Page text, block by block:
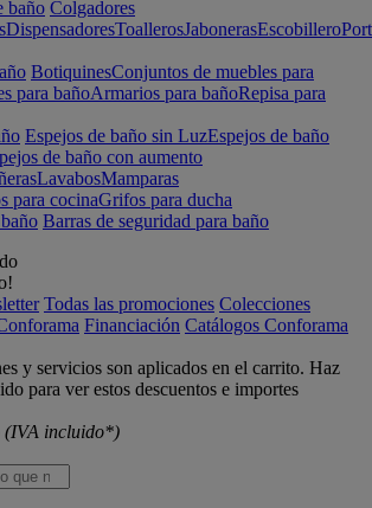
baño Colgadores
DispensadoresToallerosJabonerasEscobillero
BotiquinesConjuntos de muebles para
para bañoArmarios para bañoRepisa para
Espejos de baño sin LuzEspejos de baño
de baño con aumento
LavabosMamparas
para cocinaGrifos para ducha
Barras de seguridad para baño
Todas las promociones Colecciones
Financiación Catálogos Conforama
y servicios son aplicados en el carrito. Haz
para ver estos descuentos e importes
(IVA incluido*)